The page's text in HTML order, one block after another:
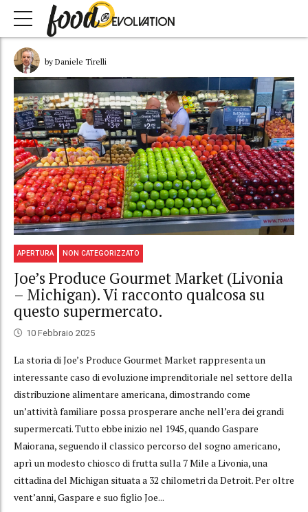
by Daniele Tirelli
APERTURA NON CATEGORIZZATO
Joe’s Produce Gourmet Market (Livonia
– Michigan). Vi racconto qualcosa su
questo supermercato.
10 Febbraio 2025
La storia di Joe’s Produce Gourmet Market rappresenta un
interessante caso di evoluzione imprenditoriale nel settore della
distribuzione alimentare americana, dimostrando come
un’attività familiare possa prosperare anche nell’era dei grandi
supermercati. Tutto ebbe inizio nel 1945, quando Gaspare
Maiorana, seguendo il classico percorso del sogno americano,
aprì un modesto chiosco di frutta sulla 7 Mile a Livonia, una
cittadina del Michigan situata a 32 chilometri da Detroit. Per oltre
vent’anni, Gaspare e suo figlio Joe...